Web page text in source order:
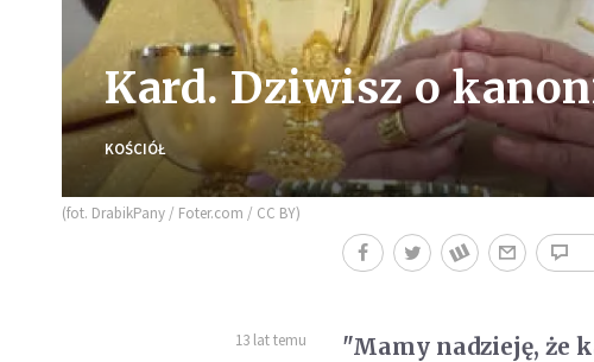
Kard. Dziwisz o
KOŚCIÓŁ
(fot. DrabikPany / Foter.com / CC BY)
13 lat temu
"Mamy nadzieję, że